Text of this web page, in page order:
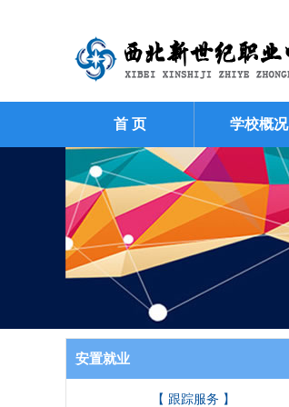
首 页 学校概况
安置就业
【 跟踪服务 】